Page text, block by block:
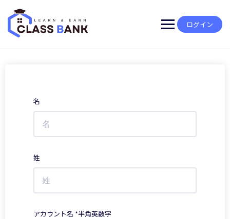
content
ログイン
名
姓
アカウント名 *半角英数字